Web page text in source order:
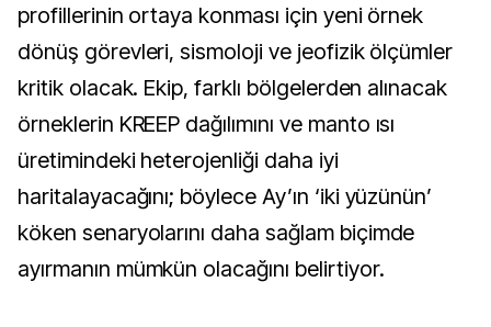
profillerinin ortaya konması için yeni örnek
dönüş görevleri, sismoloji ve jeofizik ölçümler
kritik olacak. Ekip, farklı bölgelerden alınacak
örneklerin KREEP dağılımını ve manto ısı
üretimindeki heterojenliği daha iyi
haritalayacağını; böylece Ay’ın ‘iki yüzünün’
köken senaryolarını daha sağlam biçimde
ayırmanın mümkün olacağını belirtiyor.